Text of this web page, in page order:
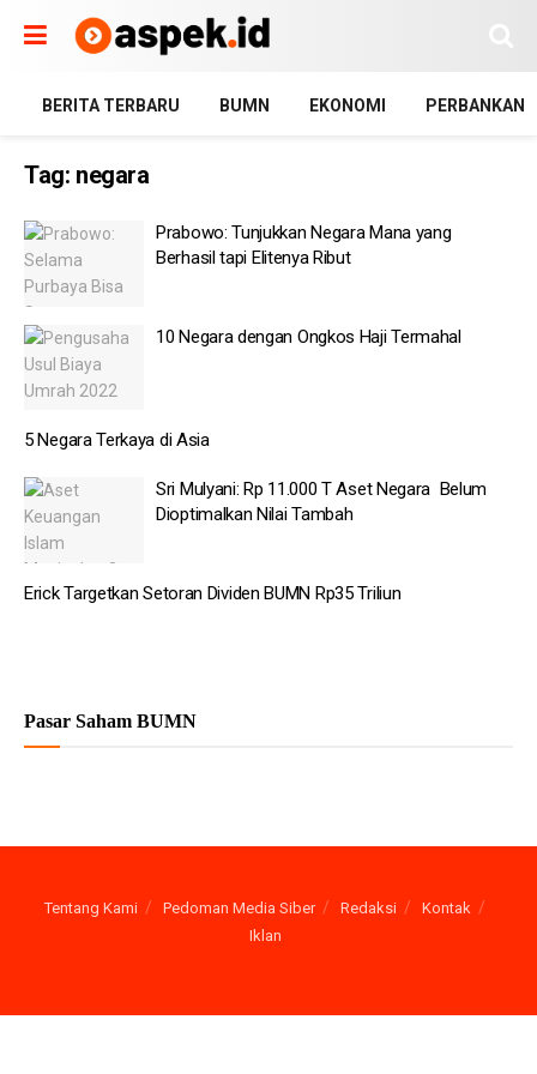
BERITA TERBARU BUMN EKONOMI PERBANKAN
Tag: negara
Prabowo: Tunjukkan Negara Mana yang
Berhasil tapi Elitenya Ribut
10 Negara dengan Ongkos Haji Termahal
5 Negara Terkaya di Asia
Sri Mulyani: Rp 11.000 T Aset Negara Belum
Dioptimalkan Nilai Tambah
Erick Targetkan Setoran Dividen BUMN Rp35 Triliun
Pasar Saham BUMN
Tentang Kami Pedoman Media Siber Redaksi
Kontak
Iklan